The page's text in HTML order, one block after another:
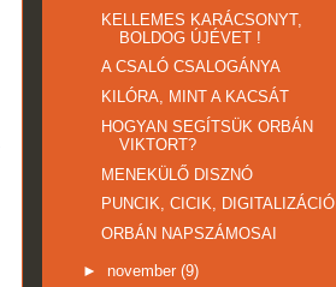
KELLEMES KARÁCSONYT,
BOLDOG ÚJÉVET !
A CSALÓ CSALOGÁNYA
KILÓRA, MINT A KACSÁT
HOGYAN SEGÍTSÜK ORBÁN
VIKTORT?
MENEKÜLŐ DISZNÓ
PUNCIK, CICIK, DIGITALIZÁCIÓ
ORBÁN NAPSZÁMOSAI
► november (9)